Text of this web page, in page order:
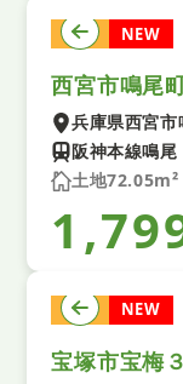
土地 NEW
西宮市鳴尾
兵庫県西宮市
阪神本線鳴
土地72.05m²
土地 NEW